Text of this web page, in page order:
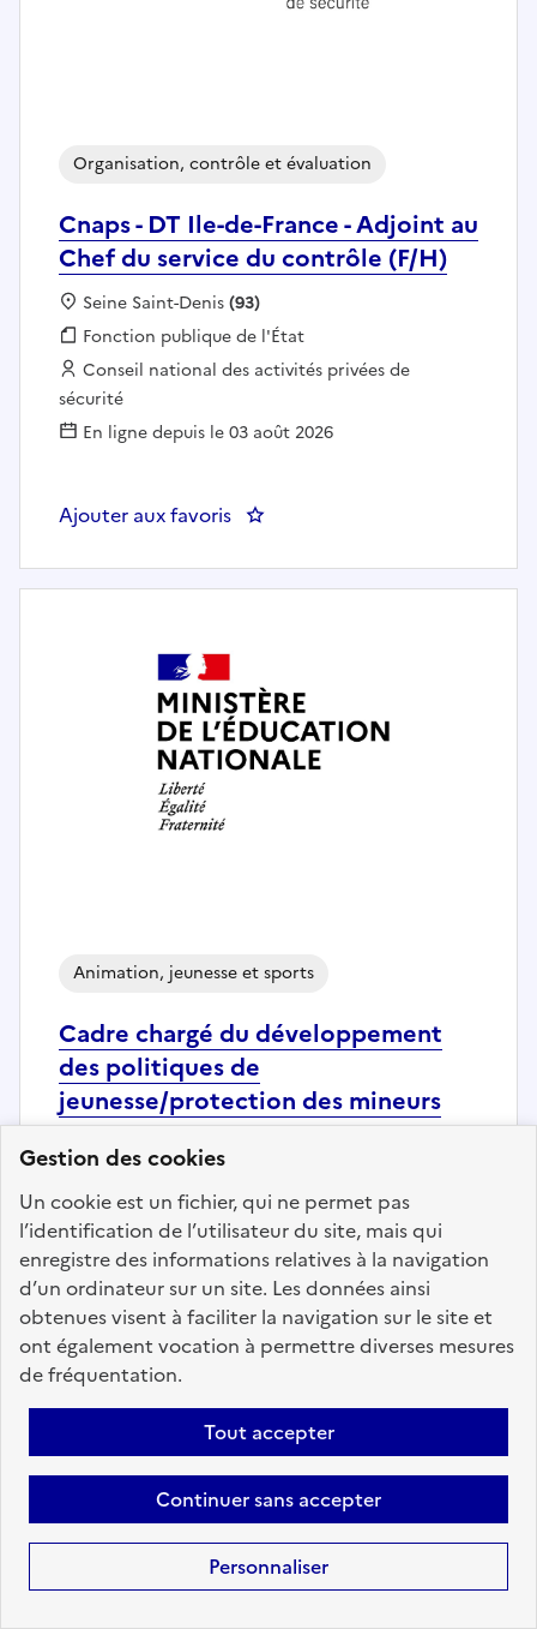
Gestion des cookies
Un cookie est un fichier, qui ne permet pas
l’identification de l’utilisateur du site, mais qui
enregistre des informations relatives à la navigation
d’un ordinateur sur un site. Les données ainsi
obtenues visent à faciliter la navigation sur le site et
ont également vocation à permettre diverses mesures
de fréquentation.
Tout accepter
Continuer sans accepter
Personnaliser
Cnaps - DT Ile-de-France - Adjoint au
Chef du service du contrôle (F/H)
Organisation, contrôle et évaluation
Localisation :
Seine Saint-Denis(93)
Fonction publique :
Fonction publique de l'État
Employeur :
Conseil national des activités privées de
sécurité
En ligne depuis le 03 août 2026
Ajouter aux favoris
Cadre chargé du développement
des politiques de
jeunesse/protection des mineurs
Animation, jeunesse et sports
Localisation :
Yvelines
Employeur :
Rectorat de Paris
En ligne depuis le 03 août 2026
Ajouter aux favoris : Cadre chargé du
189 190
193
194 195 200 Suivant